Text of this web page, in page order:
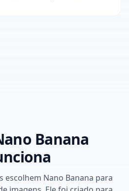
Banana
escolhem Nano Banana para